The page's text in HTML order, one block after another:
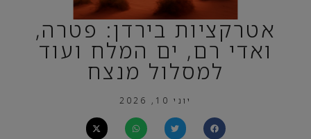
אטרקציות בירדן: פטרה,
ואדי רם, ים המלח ועוד
למסלול מנצח
יוני 10, 2026